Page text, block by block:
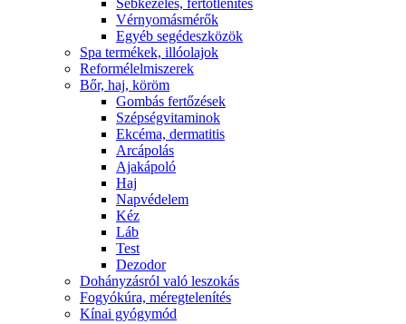
Sebkezelés, fertőtlenítés
Vérnyomásmérők
Egyéb segédeszközök
Spa termékek, illóolajok
Reformélelmiszerek
Bőr, haj, köröm
Gombás fertőzések
Szépségvitaminok
Ekcéma, dermatitis
Arcápolás
Ajakápoló
Haj
Napvédelem
Kéz
Láb
Test
Dezodor
Dohányzásról való leszokás
Fogyókúra, méregtelenítés
Kínai gyógymód